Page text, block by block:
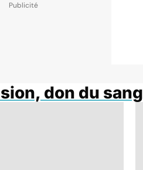
don du sang